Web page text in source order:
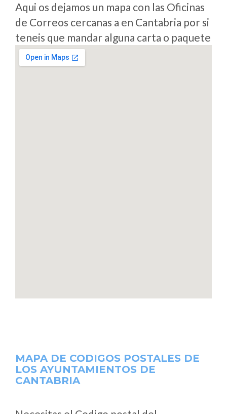
Aqui os dejamos un mapa con las Oficinas
de Correos cercanas a en Cantabria por si
teneis que mandar alguna carta o paquete
MAPA DE CODIGOS POSTALES DE
LOS AYUNTAMIENTOS DE
CANTABRIA